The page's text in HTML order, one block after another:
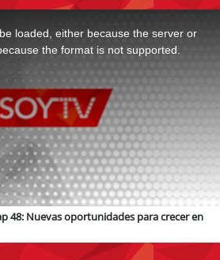
loaded, either because the server or
the format is not supported.
48: Nuevas oportunidades para crecer en